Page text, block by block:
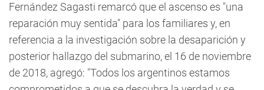
Fernández Sagasti remarcó que el ascenso es "una
reparación muy sentida" para los familiares y, en
referencia a la investigación sobre la desaparición y
posterior hallazgo del submarino, el 16 de noviembre
de 2018, agregó: "Todos los argentinos estamos